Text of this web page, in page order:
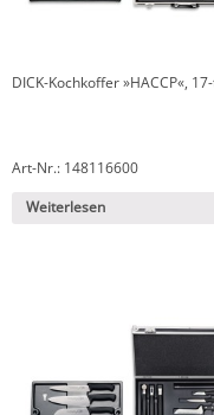
DICK-Kochkoffer »HACCP«,
Art-Nr.: 148116600
Weiterlesen